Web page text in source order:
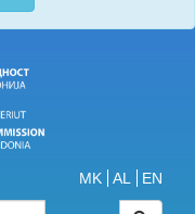
MK AL EN